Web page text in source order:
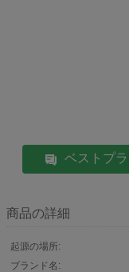
ベストプ
商品の詳細
起源の場所:
ブランド名: